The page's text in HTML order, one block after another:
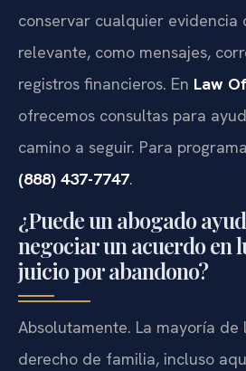
conservar cualquier evidencia
relevante, como mensajes,
registros financieros. En Law
ofrecemos consultas para
camino a seguir. Para
(888) 437-7747.
¿Puede un abogado
negociar un acuerdo en
juicio por abandono?
Absolutamente. La mayoría de
derecho de familia, incluso